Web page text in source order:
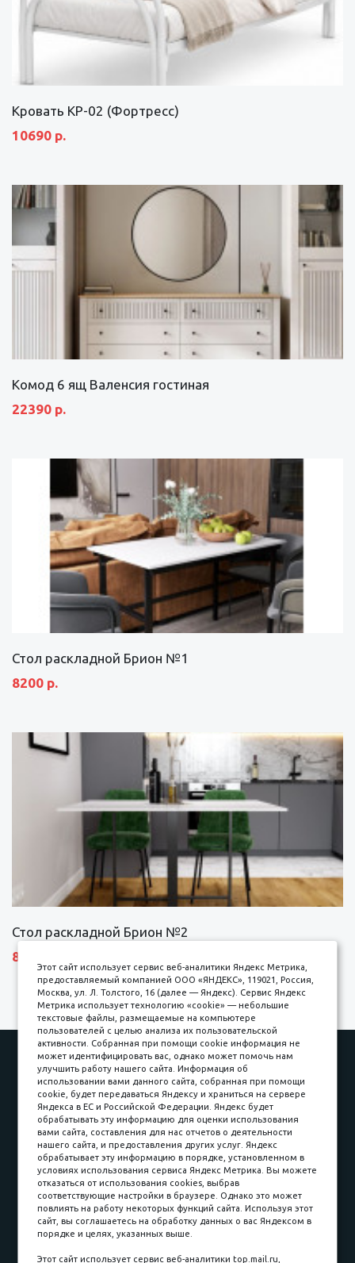
Кровать КР-02 (Фортресс)
10690 р.
Комод 6 ящ Валенсия гостиная
22390 р.
Стол раскладной Брион №1
8200 р.
Стол раскладной Брион №2
8690 р.
Наши работы
Оплата
Доставка и сборка
Гарантии
Карьера в компании
Контакты
Принимаем к оплате
Наличные
пл. Соляная, 6, стр. 16
Этот сайт использует сервис веб-аналитики Яндекс Метрика,
предоставляемый компанией ООО «ЯНДЕКС», 119021, Россия,
Москва, ул. Л. Толстого, 16 (далее — Яндекс). Сервис Яндекс
Метрика использует технологию «cookie» — небольшие
текстовые файлы, размещаемые на компьютере
пользователей с целью анализа их пользовательской
активности. Собранная при помощи cookie информация не
может идентифицировать вас, однако может помочь нам
улучшить работу нашего сайта. Информация об
использовании вами данного сайта, собранная при помощи
cookie, будет передаваться Яндексу и храниться на сервере
Яндекса в ЕС и Российской Федерации. Яндекс будет
обрабатывать эту информацию для оценки использования
вами сайта, составления для нас отчетов о деятельности
нашего сайта, и предоставления других услуг. Яндекс
обрабатывает эту информацию в порядке, установленном в
условиях использования сервиса Яндекс Метрика. Вы можете
отказаться от использования cookies, выбрав
соответствующие настройки в браузере. Однако это может
повлиять на работу некоторых функций сайта. Используя этот
сайт, вы соглашаетесь на обработку данных о вас Яндексом в
порядке и целях, указанных выше.
Этот сайт использует сервис веб-аналитики top.mail.ru,